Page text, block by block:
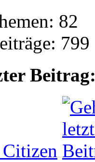
82
799
Beitrag: